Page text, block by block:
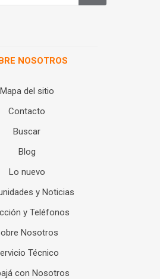
NOSOTROS
Mapa del sitio
Contacto
Buscar
Blog
Lo nuevo
y Noticias
y Teléfonos
Nosotros
Técnico
con Nosotros